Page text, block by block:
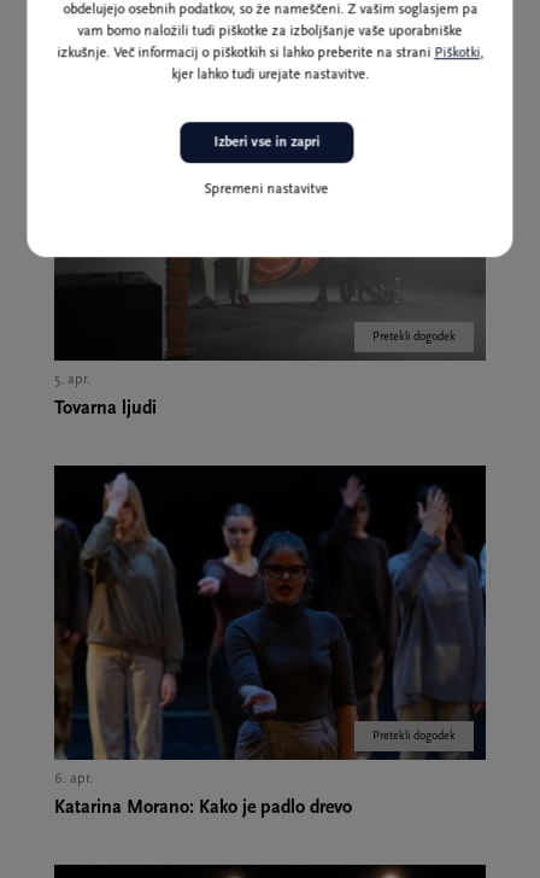
Conscious Unconscious
Pretekli dogodek
5. apr.
Tovarna ljudi
Pretekli dogodek
6. apr.
Katarina Morano: Kako je padlo drevo
obdelujejo osebnih podatkov, so že nameščeni. Z vašim soglasjem pa
vam bomo naložili tudi piškotke za izboljšanje vaše uporabniške
izkušnje. Več informacij o piškotkih si lahko preberite na strani Piškotki,
kjer lahko tudi urejate nastavitve.
Spremeni nastavitve
Izberi vse in zapri